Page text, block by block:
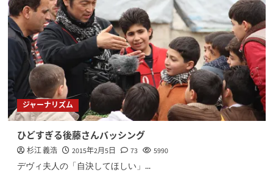
ジャーナリズム
ひどすぎる後藤さんバッシング
杉江 義浩 2015年2月5日 73 5990
デヴィ夫人の「自決してほしい」...